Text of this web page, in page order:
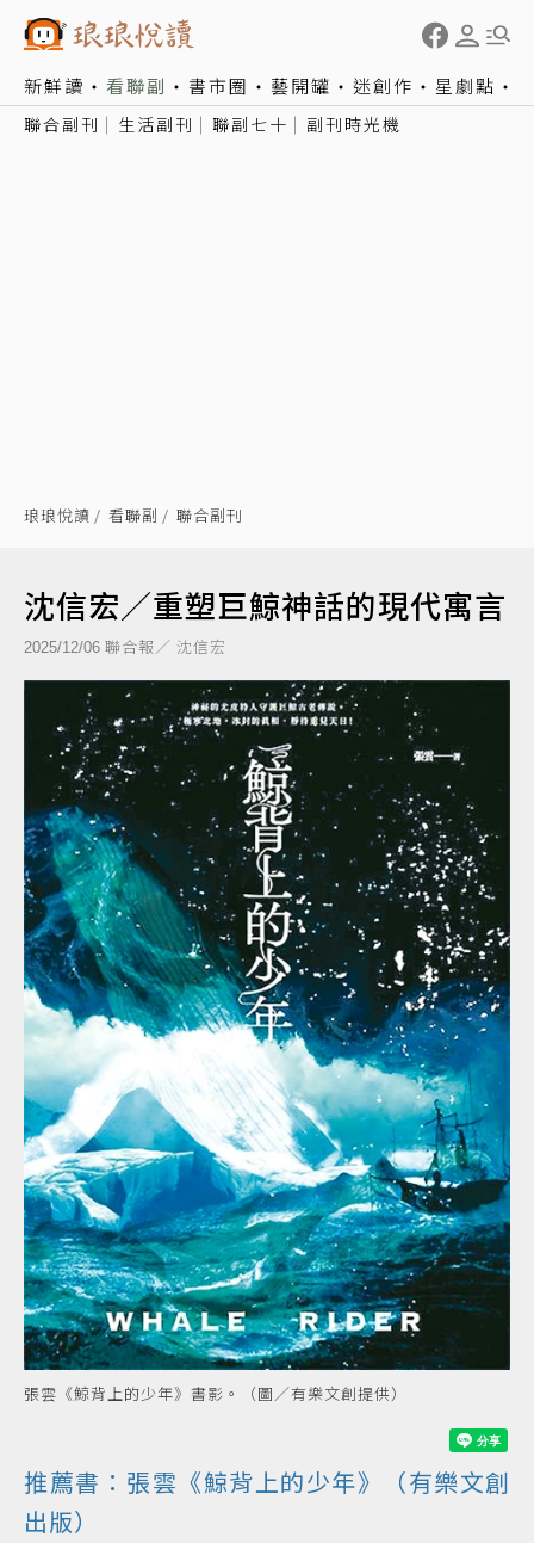
新鮮讀 看聯副 書市圈 藝開罐 迷創作 星劇點
聯合副刊 生活副刊 聯副七十 副刊時光機
琅琅悅讀 看聯副 聯合副刊
沈信宏／重塑巨鯨神話的現代寓言
2025/12/06 聯合報／ 沈信宏
張雲《鯨背上的少年》書影。（圖／有樂文創提供）
推薦書：張雲《鯨背上的少年》（有樂文創
出版）